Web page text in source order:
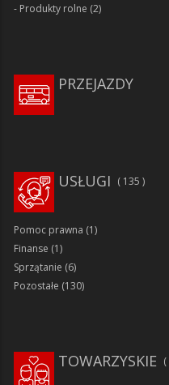
Produkty rolne (2)
PRZEJAZDY
135
USŁUGI
Pomoc prawna (1)
Finanse (1)
Sprzątanie (6)
Pozostałe (130)
TOWARZYSKIE